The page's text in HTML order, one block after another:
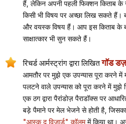
हैं, लेकिन अपनी पहली फिक्शन किताब के
किसी भी विषय पर अच्छा लिख सकते हैं।
और वयस्क विषय हैं। आप इस किताब के
साक्षात्कार भी सुन सकते हैं।
रिचर्ड आर्मस्ट्रांग द्वारा लिखितगॉड
आमतौर पर मुझे एक उपन्यास पूरा करने में
पलटने वाले उपन्यास को पूरा करने में मुझे
एक ठग द्वारा पैरांडोज़ पैराडॉक्स पर
बड़े पैमाने पर मेल भेजने से होती है,
"आस्क द विज़ार्ड" कॉलममें किया था।